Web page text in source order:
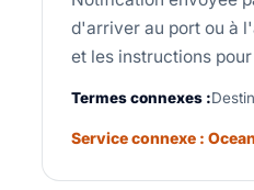
d'arriver au port ou à
et les instructions
Termes connexes :
Service connexe :